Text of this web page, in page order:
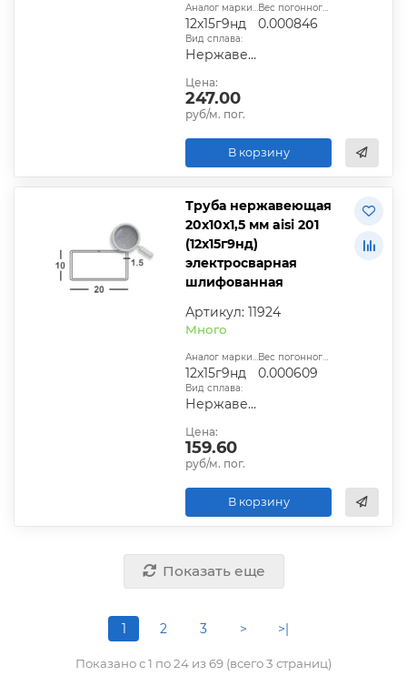
Аналог марки стали:
12х15г9нд
Вес погонного метра, т.:
0.000846
Вид сплава:
Нержавеющая сталь
Цена:
247.00
руб/м. пог.
В корзину
Труба нержавеющая
20х10х1,5 мм aisi 201
(12х15г9нд)
электросварная
шлифованная
Артикул: 11924
Много
Аналог марки стали:
12х15г9нд
Вес погонного метра, т.:
0.000609
Вид сплава:
Нержавеющая сталь
Цена:
159.60
руб/м. пог.
В корзину
Показать еще
1 2 3 > >|
Показано с 1 по 24 из 69 (всего 3 страниц)